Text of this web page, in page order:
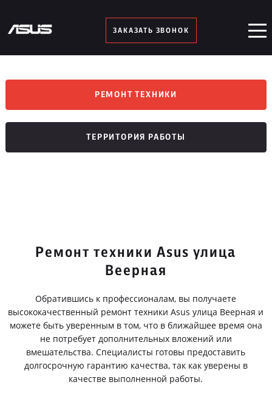
ЗАКАЗАТЬ ЗВОНОК
РЕМОНТ ТЕХНИКИ
ТЕРРИТОРИЯ РАБОТЫ
Ремонт техники Asus улица
Веерная
Обратившись к профессионалам, вы получаете
высококачественный ремонт техники Asus улица Веерная и
можете быть уверенным в том, что в ближайшее время она
не потребует дополнительных вложений или
вмешательства. Специалисты готовы предоставить
долгосрочную гарантию качества, так как уверены в
качестве выполненной работы.